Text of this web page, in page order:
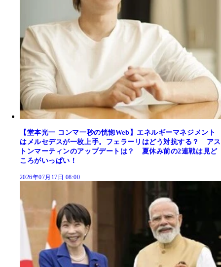
【堂本光一 コンマ一秒の恍惚Web】エネルギーマネジメント
はメルセデスが一枚上手。フェラーリはどう対抗する？ アス
トンマーティンのアップデートは？ 夏休み前の2連戦は見ど
ころがいっぱい！
2026年07月17日 08:00